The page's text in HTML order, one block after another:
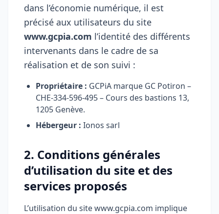
dans l’économie numérique, il est
précisé aux utilisateurs du site
www.gcpia.com l’identité des différents
intervenants dans le cadre de sa
réalisation et de son suivi :
Propriétaire : GCPiA marque GC Potiron –
CHE-334-596-495 – Cours des bastions 13,
1205 Genève.
Hébergeur : Ionos sarl
2. Conditions générales
d’utilisation du site et des
services proposés
L’utilisation du site www.gcpia.com implique